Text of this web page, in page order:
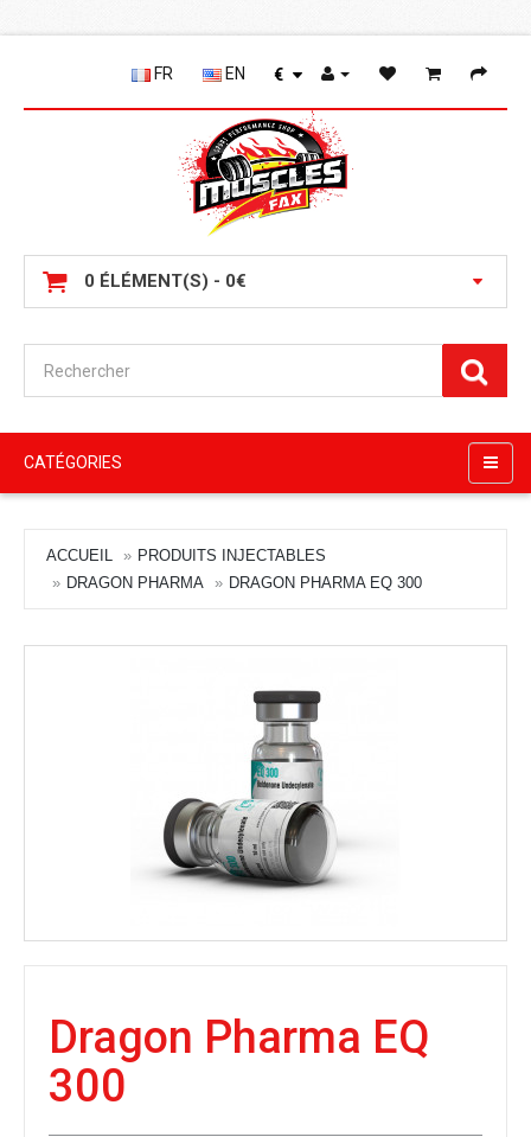
FR EN €
0 ÉLÉMENT(S) - 0€
CATÉGORIES
ACCUEIL
PRODUITS INJECTABLES
DRAGON PHARMA
DRAGON PHARMA EQ 300
Dragon Pharma EQ
300